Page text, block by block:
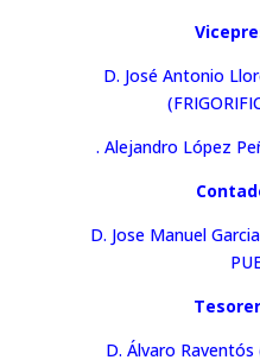
D. José Antonio
. Alejandro López
D. Jose Manuel
D. Álvaro Raventós